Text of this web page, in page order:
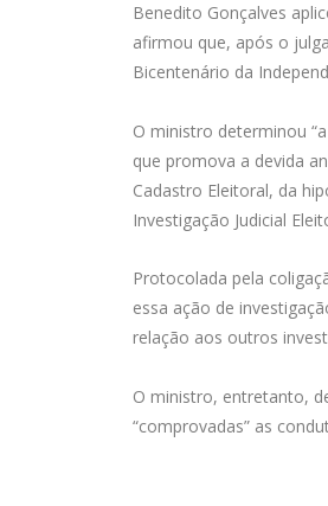
Benedito Gonçalves
afirmou que, após o
Bicentenário da
O ministro determinou
que promova a devida
Cadastro Eleitoral, da
Investigação Judicial
Protocolada pela
essa ação de
relação aos outros
O ministro, entretanto,
“comprovadas” as